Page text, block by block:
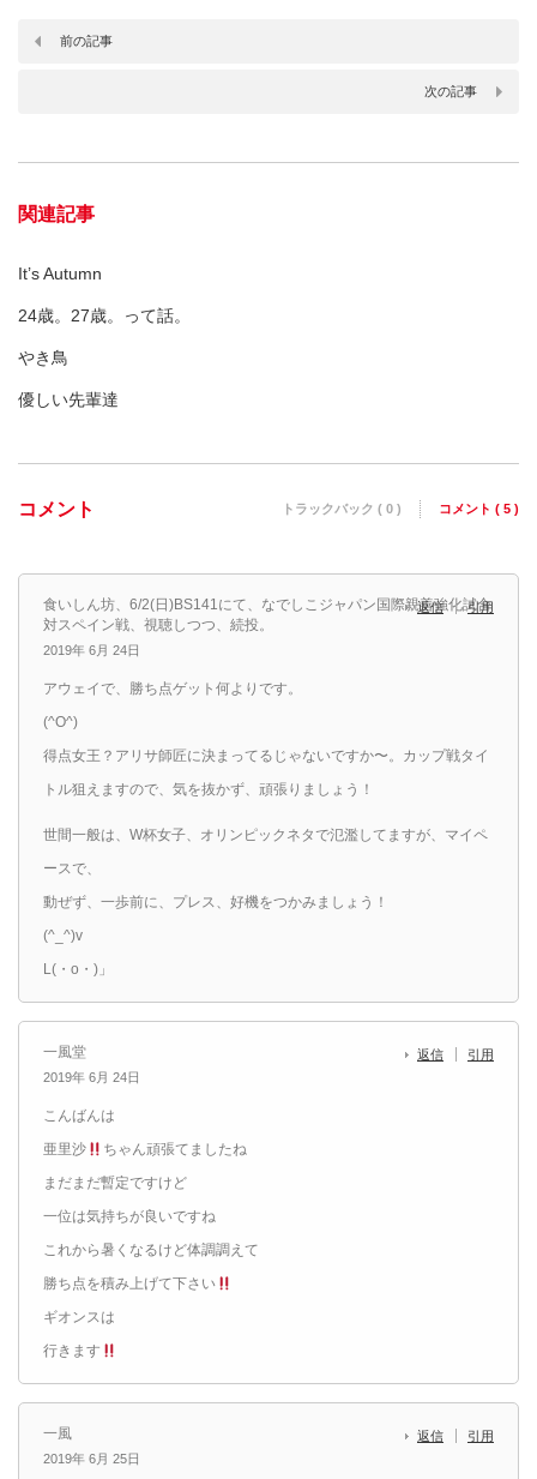
前の記事
次の記事
関連記事
It’s Autumn
24歳。27歳。って話。
やき鳥
優しい先輩達
コメント トラックバック ( 0 ) コメント ( 5 )
食いしん坊、6/2(日)BS141にて、なでしこジャパン国際親善強化試合
対スペイン戦、視聴しつつ、続投。
2019年 6月 24日
返信 引用
アウェイで、勝ち点ゲット何よりです。
(^O^)
得点女王？アリサ師匠に決まってるじゃないですか〜。カップ戦タイ
トル狙えますので、気を抜かず、頑張りましょう！
世間一般は、W杯女子、オリンピックネタで氾濫してますが、マイペ
ースで、
動ぜず、一歩前に、プレス、好機をつかみましょう！
(^_^)v
L(・o・)」
一風堂
2019年 6月 24日
返信 引用
こんばんは
亜里沙
ちゃん頑張てましたね
まだまだ暫定ですけど
一位は気持ちが良いですね
これから暑くなるけど体調調えて
勝ち点を積み上げて下さい
ギオンスは
行きます
一風
2019年 6月 25日
返信 引用